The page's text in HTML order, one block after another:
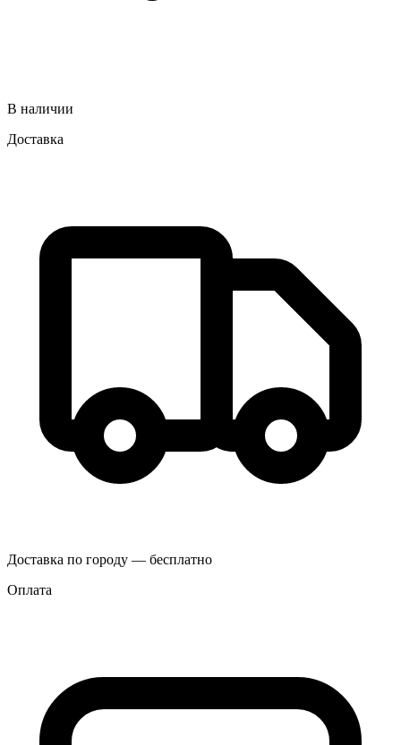
В наличии
Доставка
Доставка по городу — бесплатно
Оплата